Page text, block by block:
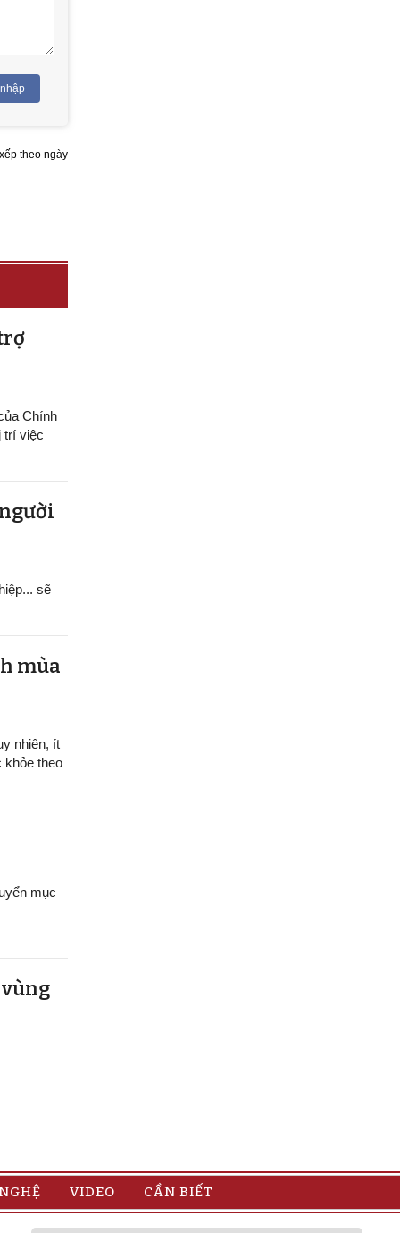
theo ngày
Chính
trí việc
sẽ
mùa
nhiên, ít
khỏe theo
mục
VIDEO CẦN BIẾT